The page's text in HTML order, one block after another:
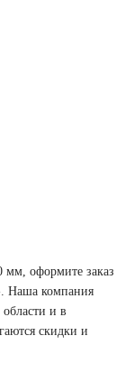
мм, оформите заказ
Наша компания
области и в
скидки и